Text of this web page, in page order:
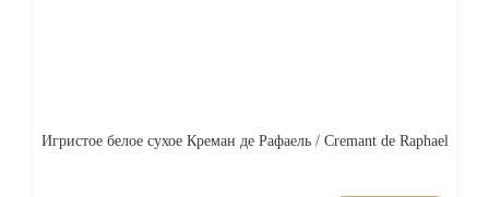
Игристое белое сухое Креман де Рафаель / Cremant de Raphael